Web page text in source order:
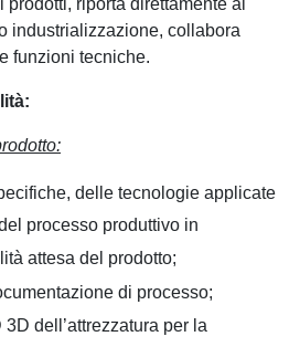
riporta direttamente al
industrializzazione, collabora
funzioni tecniche.
delle tecnologie applicate
processo produttivo in
attesa del prodotto;
di processo;
dell’attrezzatura per la